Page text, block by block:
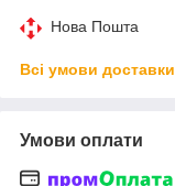
Нова Пошта
Всі умови доставки
Умови оплати